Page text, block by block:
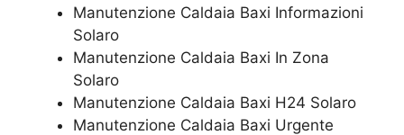
Manutenzione Caldaia Baxi Informazioni
Solaro
Manutenzione Caldaia Baxi In Zona
Solaro
Manutenzione Caldaia Baxi H24 Solaro
Manutenzione Caldaia Baxi Urgente